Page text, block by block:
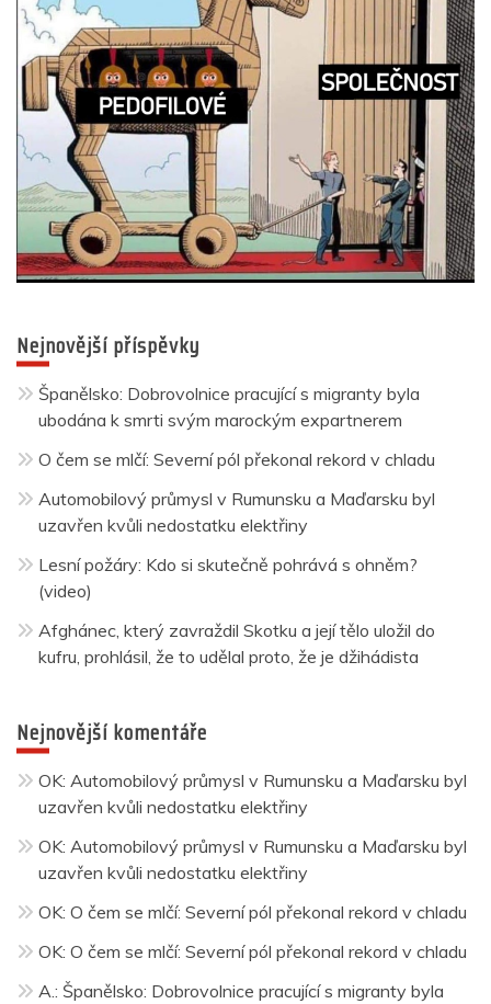
Nejnovější příspěvky
Španělsko: Dobrovolnice pracující s migranty byla
ubodána k smrti svým marockým expartnerem
O čem se mlčí: Severní pól překonal rekord v chladu
Automobilový průmysl v Rumunsku a Maďarsku byl
uzavřen kvůli nedostatku elektřiny
Lesní požáry: Kdo si skutečně pohrává s ohněm?
(video)
Afghánec, který zavraždil Skotku a její tělo uložil do
kufru, prohlásil, že to udělal proto, že je džihádista
Nejnovější komentáře
OK: Automobilový průmysl v Rumunsku a Maďarsku byl
uzavřen kvůli nedostatku elektřiny
OK: Automobilový průmysl v Rumunsku a Maďarsku byl
uzavřen kvůli nedostatku elektřiny
OK: O čem se mlčí: Severní pól překonal rekord v chladu
OK: O čem se mlčí: Severní pól překonal rekord v chladu
A. : Španělsko: Dobrovolnice pracující s migranty byla